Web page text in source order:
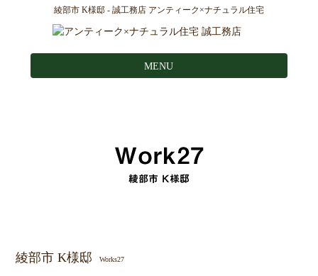
綾部市 K様邸 - 誠工務店 アンティーク×ナチュラル住宅
MENU
綾部市 K様邸 Works27